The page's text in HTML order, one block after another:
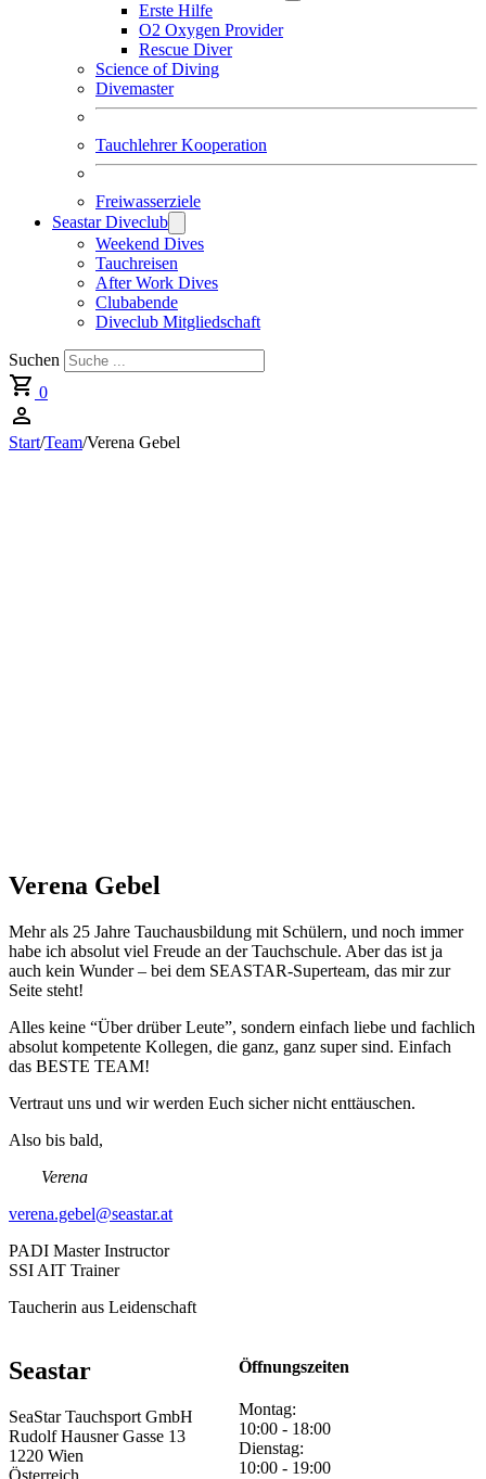
Erste Hilfe
O2 Oxygen Provider
Rescue Diver
Science of Diving
Divemaster
Tauchlehrer Kooperation
Freiwasserziele
Seastar Diveclub
Weekend Dives
Tauchreisen
After Work Dives
Clubabende
Diveclub Mitgliedschaft
Suchen
0
Start/Team/Verena Gebel
Verena Gebel
Mehr als 25 Jahre Tauchausbildung mit Schülern, und noch immer
habe ich absolut viel Freude an der Tauchschule. Aber das ist ja
auch kein Wunder – bei dem SEASTAR-Superteam, das mir zur
Seite steht!
Alles keine “Über drüber Leute”, sondern einfach liebe und fachlich
absolut kompetente Kollegen, die ganz, ganz super sind. Einfach
das BESTE TEAM!
Vertraut uns und wir werden Euch sicher nicht enttäuschen.
Also bis bald,
Verena
verena.gebel@seastar.at
PADI Master Instructor
SSI AIT Trainer
Taucherin aus Leidenschaft
Seastar
SeaStar Tauchsport GmbH
Rudolf Hausner Gasse 13
1220 Wien
Österreich
Öffnungszeiten
Montag:
10:00 - 18:00
Dienstag:
10:00 - 19:00